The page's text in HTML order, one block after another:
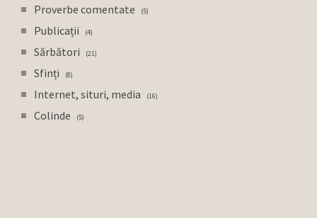
Proverbe comentate 5
Publicații 4
Sărbători 21
Sfinți 8
Internet, situri, media 16
Colinde 5